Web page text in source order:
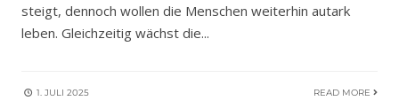
steigt, dennoch wollen die Menschen weiterhin autark
leben. Gleichzeitig wächst die...
1. JULI 2025 READ MORE